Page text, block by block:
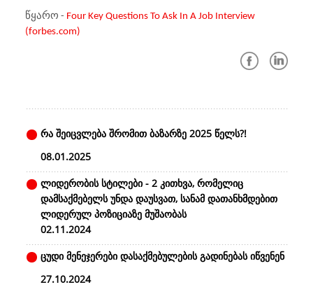
წყარო - Four Key Questions To Ask In A Job Interview
(forbes.com)
რა შეიცვლება შრომით ბაზარზე 2025 წელს?!
08.01.2025
ლიდერობის სტილები - 2 კითხვა, რომელიც
დამსაქმებელს უნდა დაუსვათ, სანამ დათანხმდებით
ლიდერულ პოზიციაზე მუშაობას
02.11.2024
ცუდი მენეჯერები დასაქმებულების გადინებას იწვენენ
27.10.2024